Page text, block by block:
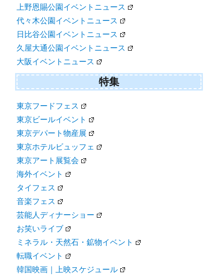
上野恩賜公園イベントニュース
代々木公園イベントニュース
日比谷公園イベントニュース
久屋大通公園イベントニュース
大阪イベントニュース
特集
東京フードフェス
東京ビールイベント
東京デパート物産展
東京ホテルビュッフェ
東京アート展覧会
海外イベント
タイフェス
音楽フェス
芸能人ディナーショー
お笑いライブ
ミネラル・天然石・鉱物イベント
転職イベント
韓国映画｜上映スケジュール